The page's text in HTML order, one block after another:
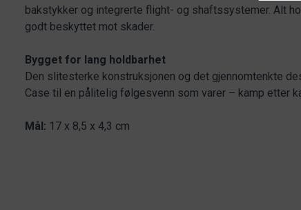
bakstykker og integrerte flight- og shafts­systemer. Alt
godt beskyttet mot skader.
Bygget for lang holdbarhet
Den slitesterke konstruksjonen og det gjennomtenkte
Case til en pålitelig følgesvenn som varer – kamp etter
Mål: 17 x 8,5 x 4,3 cm